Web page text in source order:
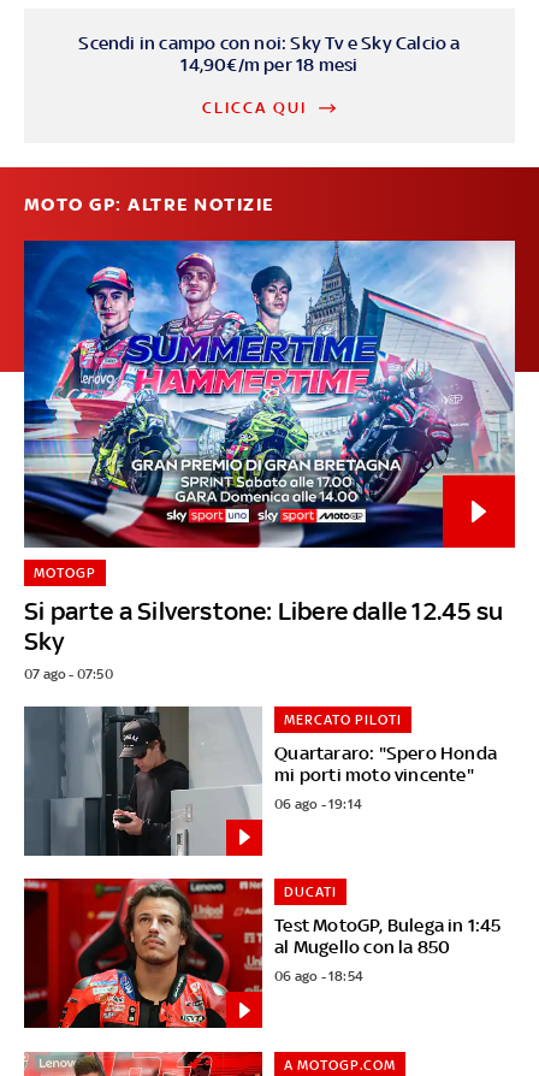
Scendi in campo con noi: Sky Tv e Sky Calcio a
14,90€/m per 18 mesi
CLICCA QUI
MOTO GP: ALTRE NOTIZIE
Si parte a Silverstone: Libere dalle 12.45 su
Sky
MOTOGP
07 ago - 07:50
Quartararo: "Spero Honda
mi porti moto vincente"
MERCATO PILOTI
06 ago - 19:14
Test MotoGP, Bulega in 1:45
al Mugello con la 850
DUCATI
06 ago - 18:54
A MOTOGP.COM